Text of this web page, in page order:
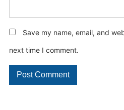
Save my name, email, and
next time I comment.